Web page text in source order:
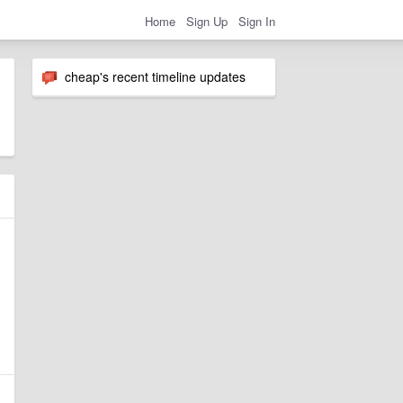
Home Sign Up Sign In
cheap's recent timeline updates